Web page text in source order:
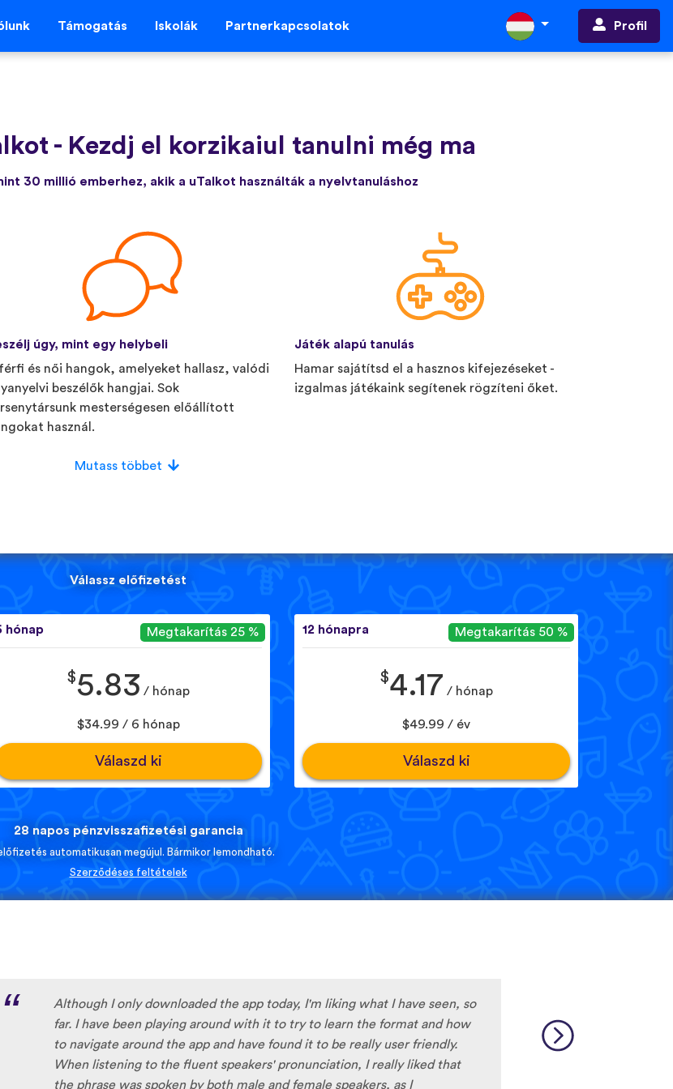
Támogatás Iskolák Partnerkapcsolatok Profil
- Kezdj el korzikaiul tanulni még ma
30 millió emberhez, akik a uTalkot használták a nyelvtanuláshoz
úgy, mint egy helybeli
és női hangok, amelyeket hallasz, valódi
beszélők hangjai. Sok
mesterségesen előállított
használ.
Játék alapú tanulás
Hamar sajátítsd el a hasznos kifejezéseket -
izgalmas játékaink segítenek rögzíteni őket.
Mutass többet
Válassz előfizetést
hónap Megtakarítás 25 %
$5.83 / hónap
$34.99 / 6 hónap
Válaszd ki
12 hónapra Megtakarítás 50 %
$4.17 / hónap
$49.99 / év
Válaszd ki
28 napos pénzvisszafizetési garancia
automatikusan megújul. Bármikor lemondható.
Szerződéses feltételek
I’m SOOOOO grateful, you are literally the only app who has SO MANY
African languages !!!!! I recently took a DNA test and I really want to
reconnect with my African roots and it’s so hard to find African
languages other than Swahili on the internet and the resources aren’t
easily accessible… the fact that you have So many languages makes me